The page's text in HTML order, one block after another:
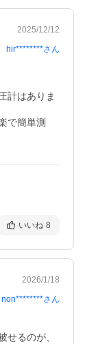
2025/12/12
hir********さん
計はありま
で簡単測
いいね 8
2026/1/18
non********さん
るのが、